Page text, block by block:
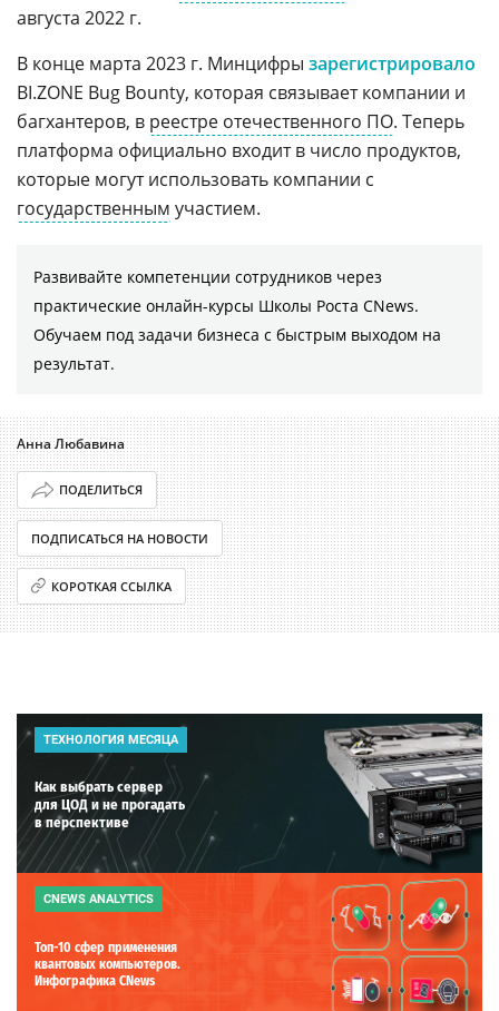
августа 2022 г.
В конце марта 2023 г. Минцифры зарегистрировало
BI.ZONE Bug Bounty, которая связывает компании и
багхантеров, в реестре отечественного ПО. Теперь
платформа официально входит в число продуктов,
которые могут использовать компании с
государственным участием.
Развивайте компетенции сотрудников через
практические онлайн-курсы Школы Роста CNews.
Обучаем под задачи бизнеса с быстрым выходом на
результат.
Анна Любавина
ПОДЕЛИТЬСЯ
ПОДПИСАТЬСЯ НА НОВОСТИ
КОРОТКАЯ ССЫЛКА
ТЕХНОЛОГИЯ МЕСЯЦА
Как выбрать сервер
для ЦОД и не прогадать
в перспективе
CNEWS ANALYTICS
Топ-10 сфер применения
квантовых компьютеров.
Инфографика CNews